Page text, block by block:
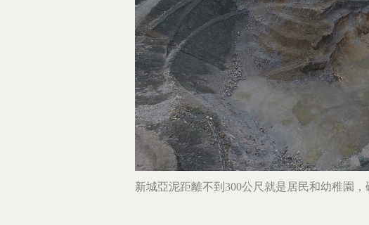
新城亞泥距離不到300公尺就是居民和幼稚園